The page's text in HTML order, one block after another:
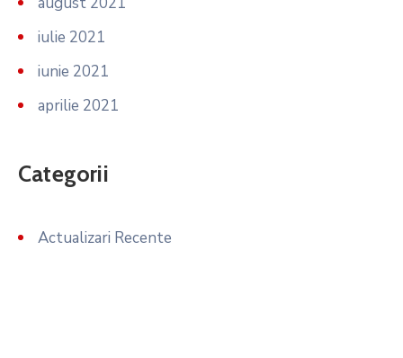
iulie 2021
iunie 2021
aprilie 2021
Categorii
Actualizari Recente